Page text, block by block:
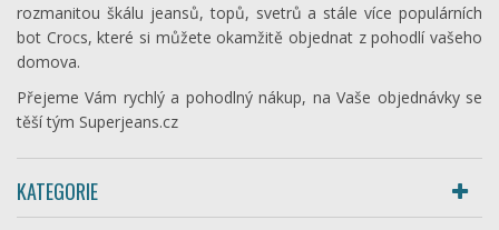
rozmanitou škálu jeansů, topů, svetrů a stále více populárních
bot Crocs, které si můžete okamžitě objednat z pohodlí vašeho
domova.
Přejeme Vám rychlý a pohodlný nákup, na Vaše objednávky se
těší tým Superjeans.cz
KATEGORIE